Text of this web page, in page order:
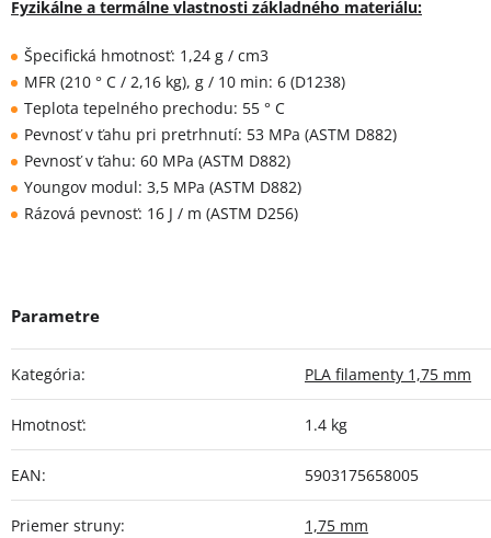
Fyzikálne a termálne vlastnosti základného materiálu:
Špecifická hmotnosť: 1,24 g / cm3
MFR (210 ° C / 2,16 kg), g / 10 min: 6 (D1238)
Teplota tepelného prechodu: 55 ° C
Pevnosť v ťahu pri pretrhnutí: 53 MPa (ASTM D882)
Pevnosť v ťahu: 60 MPa (ASTM D882)
Youngov modul: 3,5 MPa (ASTM D882)
Rázová pevnosť: 16 J / m (ASTM D256)
Kategória: PLA filamenty 1,75 mm
Hmotnosť: 1.4 kg
EAN: 5903175658005
Priemer struny: 1,75 mm